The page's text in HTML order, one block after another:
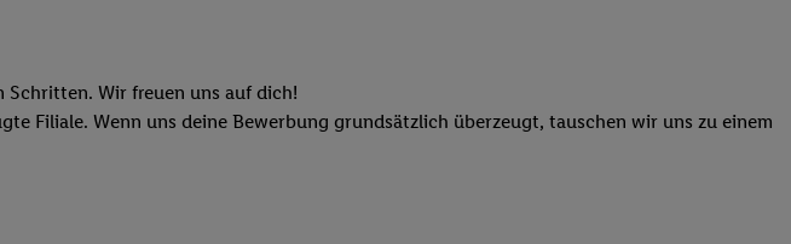
Schritten. Wir freuen uns auf dich!
Filiale. Wenn uns deine Bewerbung grundsätzlich überzeugt, tauschen wir uns zu einem
finden Sie in unseren
„Anpassen“ können Sie einzelne
nachfolgend schlagwortartig benannten Zwecke